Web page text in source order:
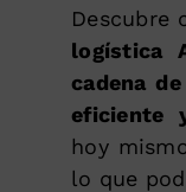
Descubre
logística
cadena
eficiente
hoy
lo que